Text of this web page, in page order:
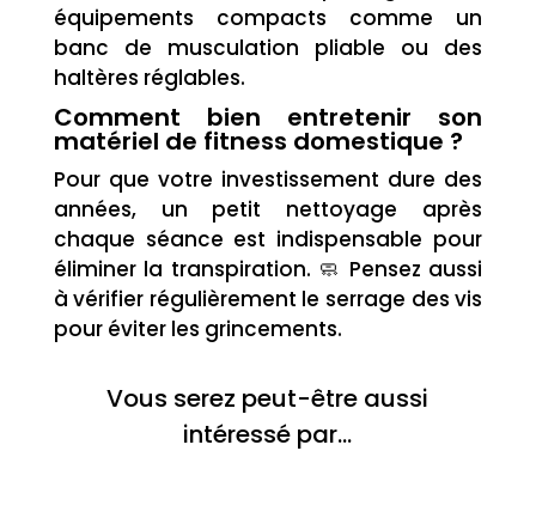
équipements compacts comme un
banc de musculation pliable ou des
haltères réglables.
Comment bien entretenir son
matériel de fitness domestique ?
Pour que votre investissement dure des
années, un petit nettoyage après
chaque séance est indispensable pour
éliminer la transpiration. 🧼 Pensez aussi
à vérifier régulièrement le serrage des vis
pour éviter les grincements.
Vous serez peut-être aussi
intéressé par…